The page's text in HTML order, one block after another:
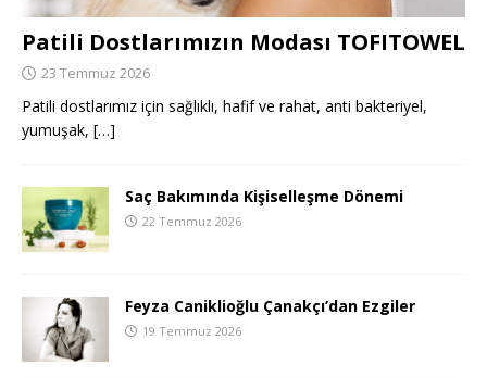
Patili Dostlarımızın Modası TOFITOWEL
23 Temmuz 2026
Patili dostlarımız için sağlıklı, hafif ve rahat, anti bakteriyel,
yumuşak, […]
Saç Bakımında Kişiselleşme Dönemi
22 Temmuz 2026
Feyza Caniklioğlu Çanakçı’dan Ezgiler
19 Temmuz 2026